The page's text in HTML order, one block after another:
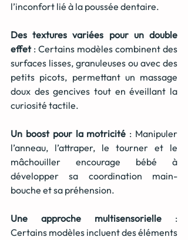
l’inconfort lié à la poussée dentaire.
Des textures variées pour un double
effet : Certains modèles combinent des
surfaces lisses, granuleuses ou avec des
petits picots, permettant un massage
doux des gencives tout en éveillant la
curiosité tactile.
Un boost pour la motricité : Manipuler
l’anneau, l’attraper, le tourner et le
mâchouiller encourage bébé à
développer sa coordination main-
bouche et sa préhension.
Une approche multisensorielle :
Certains modèles incluent des éléments